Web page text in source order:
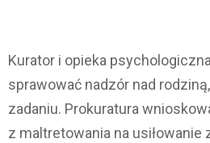
Kurator i opieka
sprawować nadzór nad
zadaniu. Prokuratura
z maltretowania na usiłowanie